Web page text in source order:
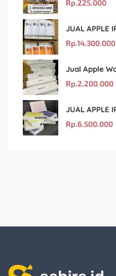
Rp.225.000
Rp.14.300.000
Rp.2.200.000
Rp.6.500.000